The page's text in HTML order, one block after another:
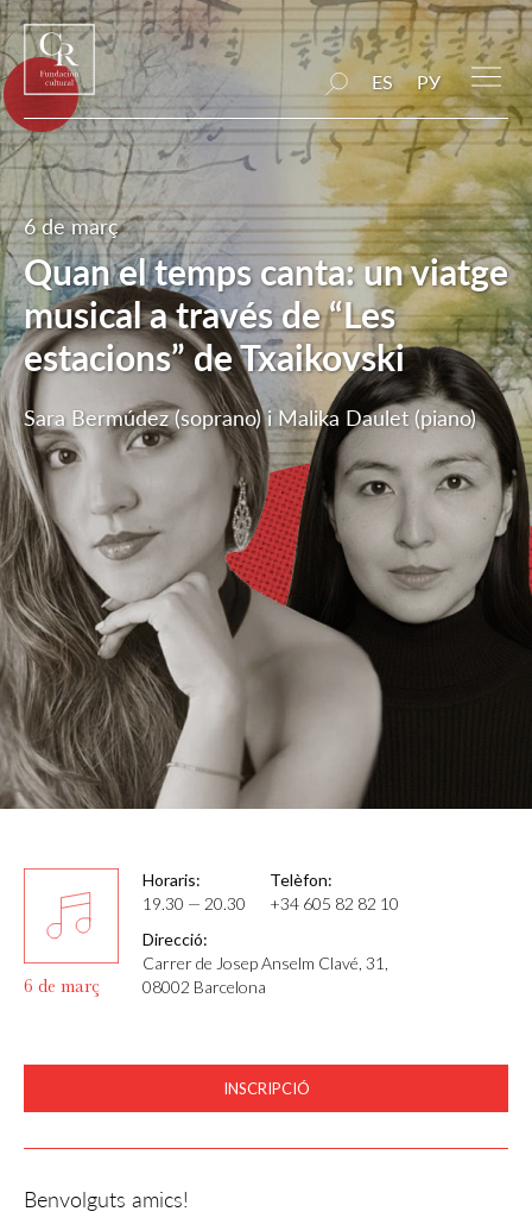
ES РУ
6 de març
Quan el temps canta: un viatge
musical a través de “Les
estacions” de Txaikovski
Sara Bermúdez (soprano) i Malika Daulet (piano)
6 de març
Horaris:
19.30 — 20.30
Telèfon:
+34 605 82 82 10
Direcció:
Carrer de Josep Anselm Clavé, 31,
08002 Barcelona
INSCRIPCIÓ
Benvolguts amics!